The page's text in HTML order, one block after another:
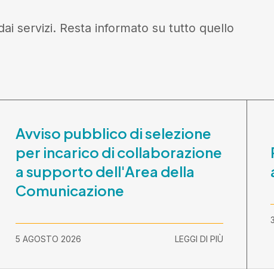
servizi. Resta informato su tutto quello
Avviso pubblico di selezione
per incarico di collaborazione
a supporto dell'Area della
Comunicazione
5 AGOSTO 2026 LEGGI DI PIÙ